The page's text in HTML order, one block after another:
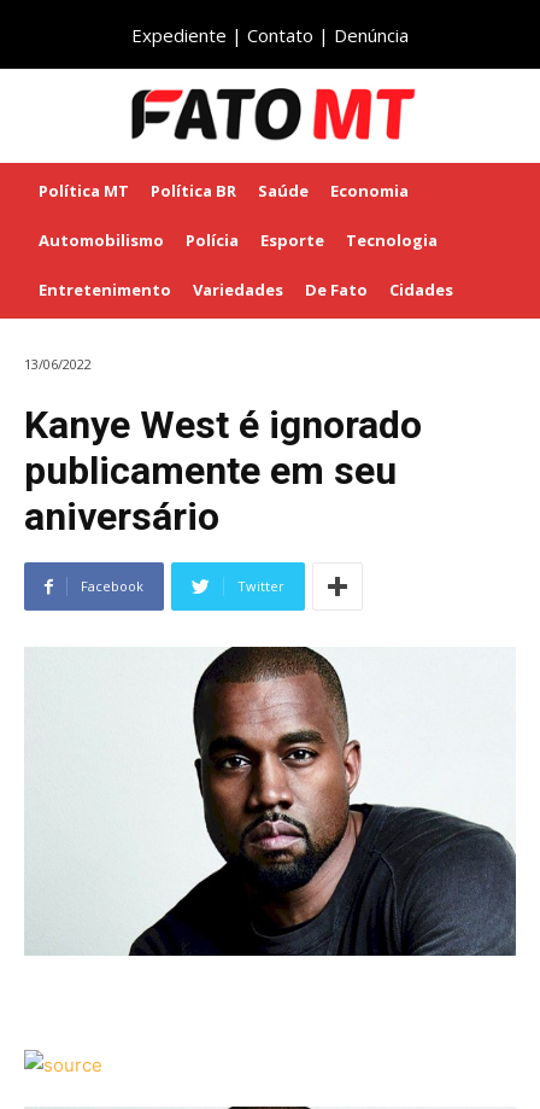
Expediente | Contato | Denúncia
Política MT Política BR Saúde Economia
Automobilismo Polícia Esporte Tecnologia
Entretenimento Variedades De Fato Cidades
13/06/2022
Kanye West é ignorado
publicamente em seu
aniversário
Facebook Twitter